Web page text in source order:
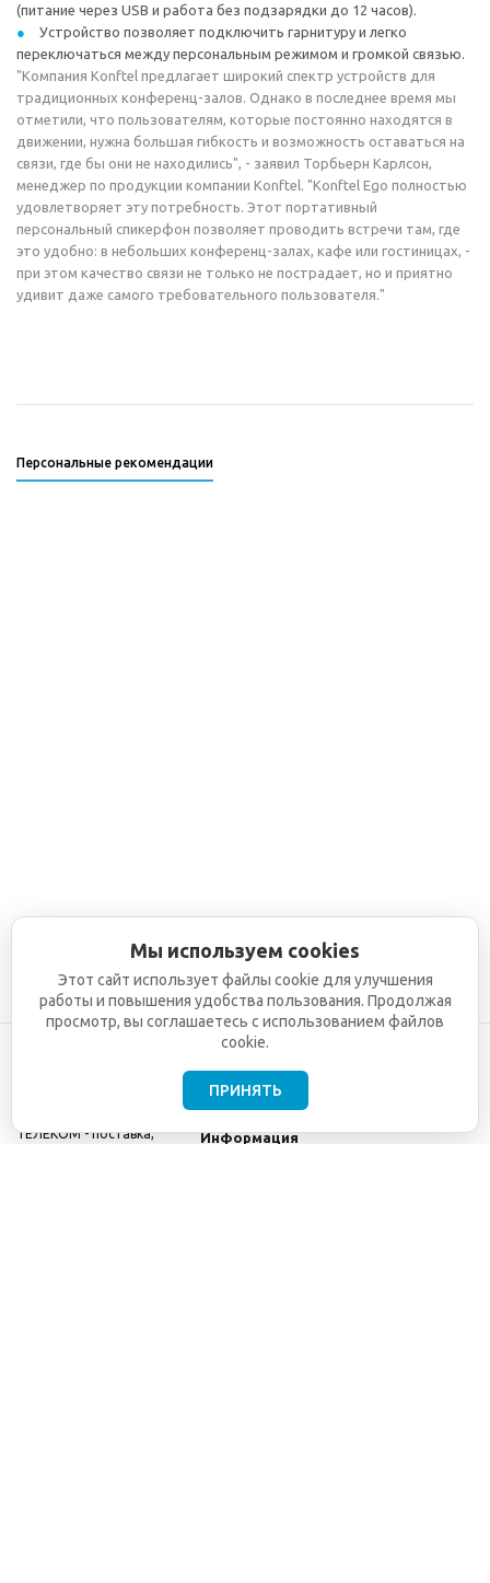
(питание через USB и работа без подзарядки до 12 часов).
Устройство позволяет подключить гарнитуру и легко
переключаться между персональным режимом и громкой связью.
"Компания Konftel предлагает широкий спектр устройств для
традиционных конференц-залов. Однако в последнее время мы
отметили, что пользователям, которые постоянно находятся в
движении, нужна большая гибкость и возможность оставаться на
связи, где бы они не находились", - заявил Торбьерн Карлсон,
менеджер по продукции компании Konftel. "Konftel Ego полностью
удовлетворяет эту потребность. Этот портативный
персональный спикерфон позволяет проводить встречи там, где
это удобно: в небольших конференц-залах, кафе или гостиницах, -
при этом качество связи не только не пострадает, но и приятно
удивит даже самого требовательного пользователя."
Персональные рекомендации
ТЕЛЕКОМ - поставка,
Информация
Мы используем cookies
Этот сайт использует файлы cookie для улучшения
работы и повышения удобства пользования. Продолжая
просмотр, вы соглашаетесь с использованием файлов
cookie.
ПРИНЯТЬ